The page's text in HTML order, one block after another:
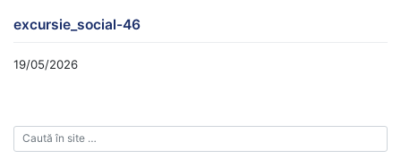
excursie_social-46
19/05/2026